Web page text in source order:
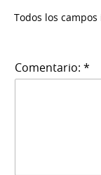
Todos los
Comentario: *